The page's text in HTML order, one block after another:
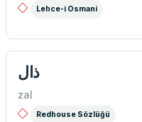
Lehce-i Osmani
ذال
zal
Redhouse Sözlüğü